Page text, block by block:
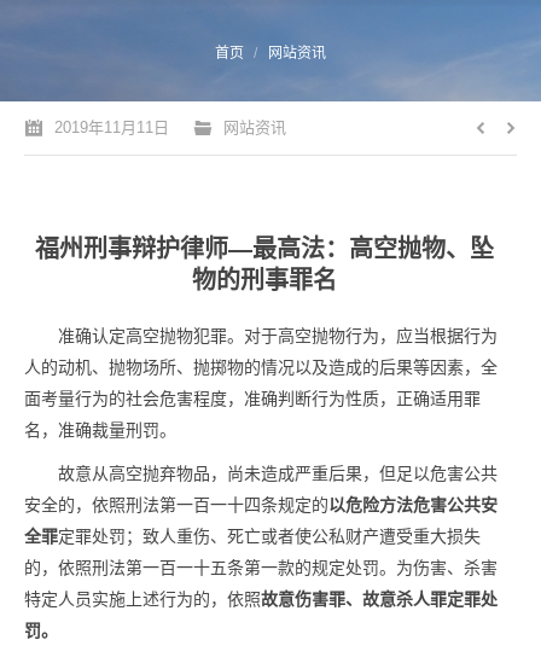
首页 网站资讯
2019年11月11日 网站资讯
福州刑事辩护律师—最高法：高空抛物、坠
物的刑事罪名
准确认定高空抛物犯罪。对于高空抛物行为，应当根据行为
人的动机、抛物场所、抛掷物的情况以及造成的后果等因素，全
面考量行为的社会危害程度，准确判断行为性质，正确适用罪
名，准确裁量刑罚。
故意从高空抛弃物品，尚未造成严重后果，但足以危害公共
安全的，依照刑法第一百一十四条规定的以危险方法危害公共安
全罪定罪处罚；致人重伤、死亡或者使公私财产遭受重大损失
的，依照刑法第一百一十五条第一款的规定处罚。为伤害、杀害
特定人员实施上述行为的，依照故意伤害罪、故意杀人罪定罪处
罚。